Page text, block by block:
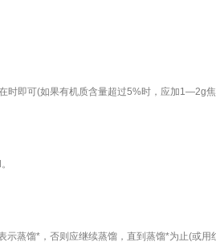
时即可(如果有机质含量超过5%时，应加1—2g
蒸馏*，否则应继续蒸馏，直到蒸馏*为止(或用